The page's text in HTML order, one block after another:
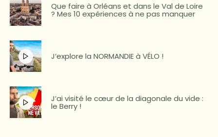
Que faire à Orléans et dans le Val de Loire
? Mes 10 expériences à ne pas manquer
J’explore la NORMANDIE à VÉLO !
J’ai visité le cœur de la diagonale du vide :
le Berry !